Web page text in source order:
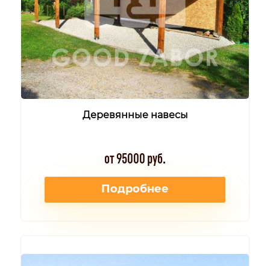
Деревянные навесы
от 95000 руб.
Подробнее